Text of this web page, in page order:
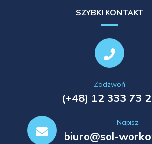
SZYBKI KONTAKT
Zadzwoń
(+48) 12 333 73
Napisz
biuro@sol-